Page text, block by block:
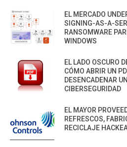
EL MERCADO
SIGNING-AS-A-
RANSOMWARE
WINDOWS
EL LADO OSCURO
CÓMO ABRIR UN
DESENCADENAR
CIBERSEGURIDAD
EL MAYOR
REFRESCOS,
RECICLAJE